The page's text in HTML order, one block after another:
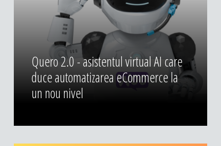
DESIGN & PRINTING
Identitate vizuala, imagine
Grafica publicitara
Grafica pentru print
Fotografie digitala
Quero 2.0 - asistentul virtual AI care
duce automatizarea eCommerce la
un nou nivel